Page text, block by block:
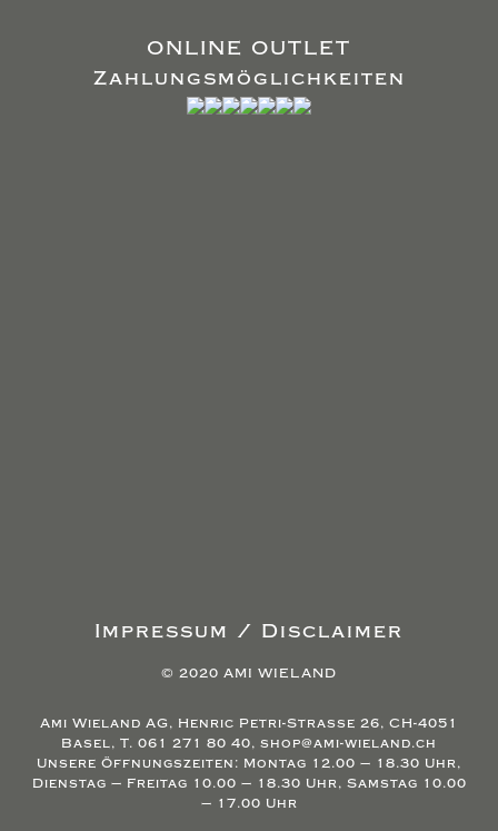
ONLINE OUTLET
Zahlungsmöglichkeiten
Impressum / Disclaimer
© 2020 AMI WIELAND
Ami Wieland AG, Henric Petri-Strasse 26, CH-4051
Basel, T. 061 271 80 40, shop@ami-wieland.ch
Unsere Öffnungszeiten: Montag 12.00 – 18.30 Uhr,
Dienstag – Freitag 10.00 – 18.30 Uhr, Samstag 10.00
– 17.00 Uhr